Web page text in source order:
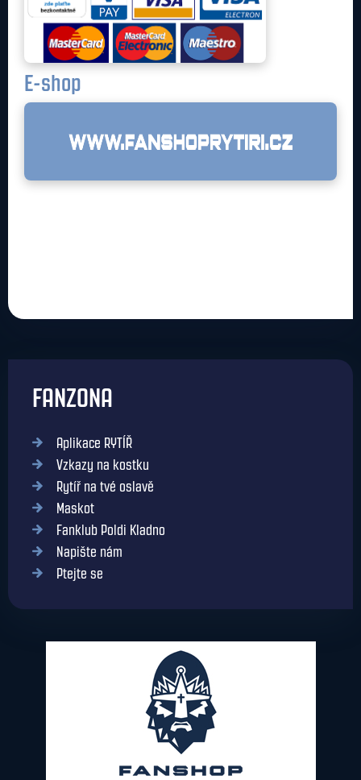
E-shop
FANZONA
Aplikace RYTÍŘ
Vzkazy na kostku
Rytíř na tvé oslavě
Maskot
Fanklub Poldi Kladno
Napište nám
Ptejte se